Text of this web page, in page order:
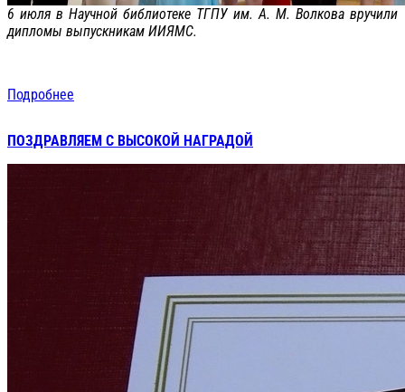
6 июля в Научной библиотеке ТГПУ им. А. М. Волкова вручили
дипломы выпускникам ИИЯМС.
Подробнее
ПОЗДРАВЛЯЕМ С ВЫСОКОЙ НАГРАДОЙ